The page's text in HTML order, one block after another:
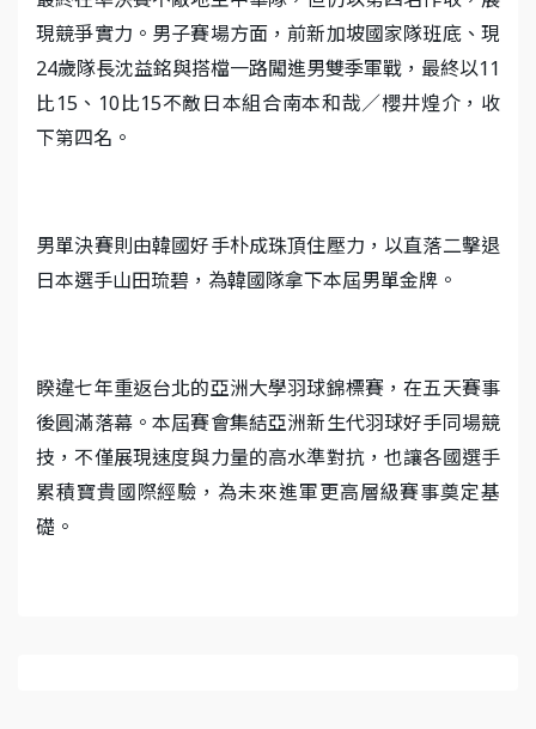
現競爭實力。男子賽場方面，前新加坡國家隊班底、現
24歲隊長沈益銘與搭檔一路闖進男雙季軍戰，最終以11
比15、10比15不敵日本組合南本和哉／櫻井煌介，收
下第四名。
男單決賽則由韓國好手朴成珠頂住壓力，以直落二擊退
日本選手山田琉碧，為韓國隊拿下本屆男單金牌。
睽違七年重返台北的亞洲大學羽球錦標賽，在五天賽事
後圓滿落幕。本屆賽會集結亞洲新生代羽球好手同場競
技，不僅展現速度與力量的高水準對抗，也讓各國選手
累積寶貴國際經驗，為未來進軍更高層級賽事奠定基
礎。